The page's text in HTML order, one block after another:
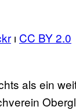
ı CC BY 2.0
als ein